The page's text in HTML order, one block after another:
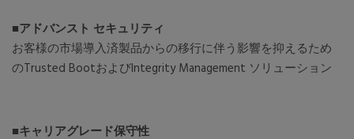
■アドバンスト セキュリティ
お客様の市場導入済製品からの移行に伴う影響を抑えるため
のTrusted BootおよびIntegrity Management ソリューション
■キャリアグレード保守性